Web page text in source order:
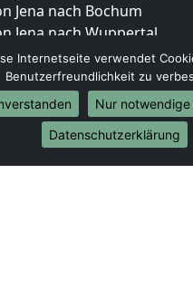
Jena nach Bochum
Jena nach Wuppertal
Jena nach Bielefeld
Jena nach Bonn
Jena nach Münster
Umzüge
Jena nach Brasilien
Internetseite verwendet
Benutzerfreundlichkeit zu
Nur notwendige
Datenschutzerklärung